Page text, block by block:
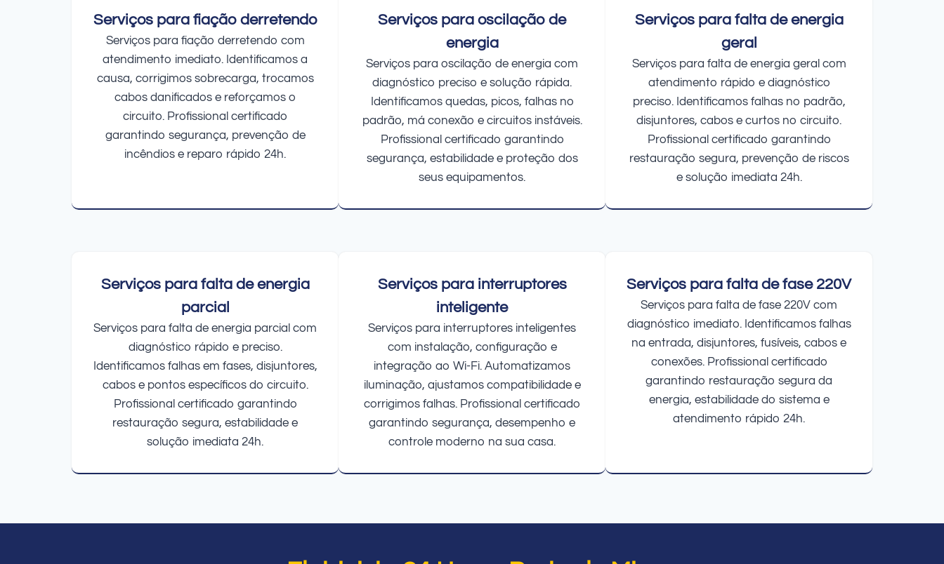
Serviços para fiação derretendo
Serviços para fiação derretendo com
atendimento imediato. Identificamos a
causa, corrigimos sobrecarga, trocamos
cabos danificados e reforçamos o
circuito. Profissional certificado
garantindo segurança, prevenção de
incêndios e reparo rápido 24h.
Serviços para oscilação de
energia
Serviços para oscilação de energia com
diagnóstico preciso e solução rápida.
Identificamos quedas, picos, falhas no
padrão, má conexão e circuitos instáveis.
Profissional certificado garantindo
segurança, estabilidade e proteção dos
seus equipamentos.
Serviços para falta de energia
geral
Serviços para falta de energia geral com
atendimento rápido e diagnóstico
preciso. Identificamos falhas no padrão,
disjuntores, cabos e curtos no circuito.
Profissional certificado garantindo
restauração segura, prevenção de riscos
e solução imediata 24h.
Serviços para falta de energia
parcial
Serviços para falta de energia parcial com
diagnóstico rápido e preciso.
Identificamos falhas em fases, disjuntores,
cabos e pontos específicos do circuito.
Profissional certificado garantindo
restauração segura, estabilidade e
solução imediata 24h.
Serviços para interruptores
inteligente
Serviços para interruptores inteligentes
com instalação, configuração e
integração ao Wi-Fi. Automatizamos
iluminação, ajustamos compatibilidade e
corrigimos falhas. Profissional certificado
garantindo segurança, desempenho e
controle moderno na sua casa.
Serviços para falta de fase 220V
Serviços para falta de fase 220V com
diagnóstico imediato. Identificamos falhas
na entrada, disjuntores, fusíveis, cabos e
conexões. Profissional certificado
garantindo restauração segura da
energia, estabilidade do sistema e
atendimento rápido 24h.